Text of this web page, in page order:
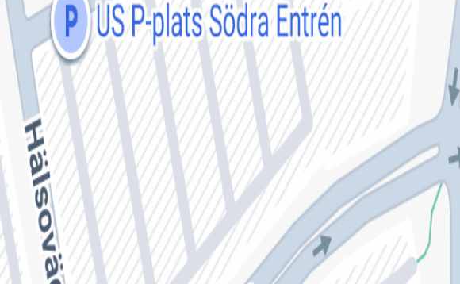
Inga omdömen ännu. Bli den första att berätta om din
upplevelse!
Lämna omdöme Se fler omdömen
Hitta till mottagningen
Klicka på kartan för att få vägbeskrivning.
klicka för att öppna
en interaktiv karta
Se på kartan
Uppgifter från HSA-katalogen Stämmer inte informationen?
Sveriges största samlingsplats för legitimerad vård och hälsa.